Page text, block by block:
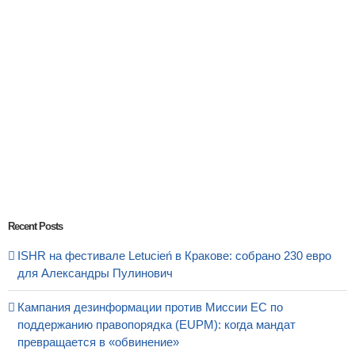
Recent Posts
ISHR на фестивале Letucień в Кракове: собрано 230 евро
для Александры Пулинович
Кампания дезинформации против Миссии ЕС по
поддержанию правопорядка (EUPM): когда мандат
превращается в «обвинение»